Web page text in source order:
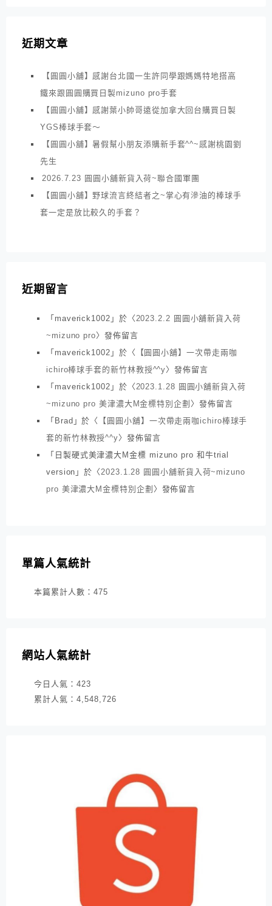
近期文章
【圓圓小舖】感謝台北國一生許同學跟媽媽特地搭高
鐵來跟圓圓購買日製mizuno pro手套
【圓圓小舖】感謝葉小帥哥遠從加拿大回台購買日製
YGS棒球手套～
【圓圓小舖】暑假幫小朋友添購新手套^^~感謝桃園劉
先生
2026.7.23 圓圓小舖新貨入荷~聯合國軍團
【圓圓小舖】野球流言終結者之~掌心有滲油的棒球手
套一定是放比較久的手套？
近期留言
「 maverick1002 」於〈2023.2.2 圓圓小舖新貨入荷
~mizuno pro〉發佈留言
「 maverick1002 」於〈
【圓圓小舖】一次帶走兩咖
ichiro棒球手套的新竹林教授^^y〉發佈留言
「 maverick1002 」於〈2023.1.28 圓圓小舖新貨入荷
~mizuno pro 美津濃大M金標特別企劃 〉發佈留言
「 Brad 」於〈
【圓圓小舖】一次帶走兩咖ichiro棒球手
套的新竹林教授^^y〉發佈留言
「 日製硬式美津濃大M金標 mizuno pro 和牛trial
version 」於〈2023.1.28 圓圓小舖新貨入荷~mizuno
pro 美津濃大M金標特別企劃 〉發佈留言
單篇人氣統計
本篇累計人數： 475
網站人氣統計
今日人氣： 423
累計人氣： 4,548,726